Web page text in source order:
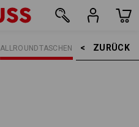
ZURÜCK    >
ALLROUNDTASCHEN